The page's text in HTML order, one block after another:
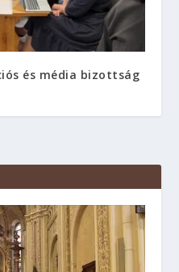
és média bizottság